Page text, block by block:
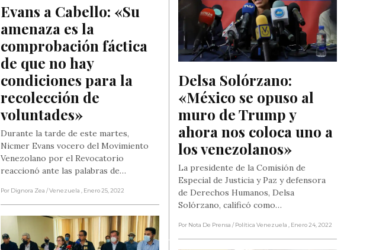
Evans a Cabello: «Su
amenaza es la
comprobación fáctica
de que no hay
condiciones para la
recolección de
voluntades»
Durante la tarde de este martes,
Nicmer Evans vocero del Movimiento
Venezolano por el Revocatorio
reaccionó ante las palabras de…
Por Dignora Zea / Venezuela , Enero 25, 2022
Delsa Solórzano:
«México se opuso al
muro de Trump y
ahora nos coloca uno a
los venezolanos»
La presidente de la Comisión de
Especial de Justicia y Paz y defensora
de Derechos Humanos, Delsa
Solórzano, calificó como…
Por Nota De Prensa / Política Venezuela , Enero 24, 2022